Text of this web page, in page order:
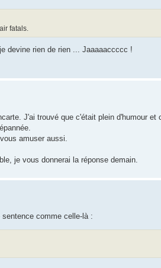
fatals.
devine rien de rien ... Jaaaaaccccc !
J'ai trouvé que c'était plein d'humour et
amuser aussi.
je vous donnerai la réponse demain.
comme celle-là :